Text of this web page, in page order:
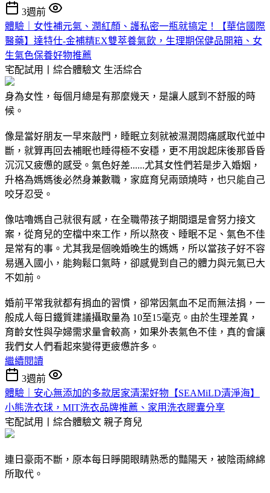
3週前
體驗｜女性補元氣、潤紅顏、護私密一瓶就搞定！【華信國際
醫藥】達特仕-金補精EX雙萃養氣飲，生理期保健品開箱、女
生氣色保養好物推薦
宅配試用丨綜合體驗文 生活綜合
身為女性，每個月總是有那麼幾天，是讓人感到不舒服的時
候。
像是當好朋友一早來敲門，睡眠立刻就被濕潤悶痛感取代並中
斷，就算再回去補眠也睡得極不安穩，更不用說起床後那昏昏
沉沉又疲憊的感受。氣色好差......尤其女性們若是步入婚姻，
升格為媽媽後必然身兼數職，家庭育兒兩頭燒時，也只能自己
咬牙忍受。
像咕嚕媽自己就很有感，在全職帶孩子期間還是會努力接文
案，從育兒的空檔中來工作，所以熬夜、睡眠不足、氣色不佳
是常有的事。尤其我是個晚婚晚生的媽媽，所以當孩子好不容
易邁入國小，能夠鬆口氣時，卻感覺到自己的體力與元氣已大
不如前。
婚前平常我就都有捐血的習慣，卻常因氣血不足而無法捐，一
般成人每日鐵質建議攝取量為 10至15毫克。由於生理差異，
育齡女性與孕婦需求量會較高，如果外表氣色不佳，真的會讓
我們女人們看起來變得更疲憊許多。
繼續閱讀
3週前
體驗｜安心無添加的多款居家清潔好物【SEAMiLD清淨海】
小熊洗衣球，MIT洗衣品牌推薦、家用洗衣膠囊分享
宅配試用丨綜合體驗文 親子育兒
連日豪雨不斷，原本每日睜開眼睛熟悉的豔陽天，被陰雨綿綿
所取代。